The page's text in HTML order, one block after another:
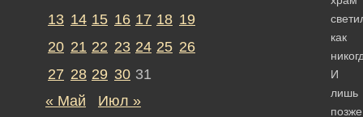
как
И
лишь
13 14 15 16 17 18 19
20 21 22 23 24 25 26
27 28 29 30 31
« Май
Июл »